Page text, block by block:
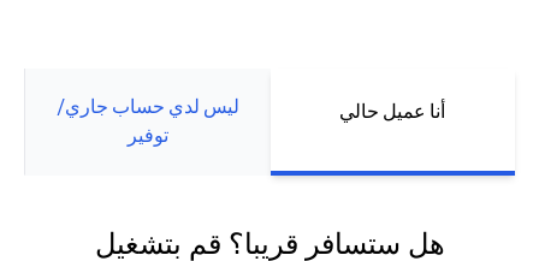
أنا عميل حالي
ليس لدي حساب جاري/
توفير
هل ستسافر قريبا؟ قم بتشغيل